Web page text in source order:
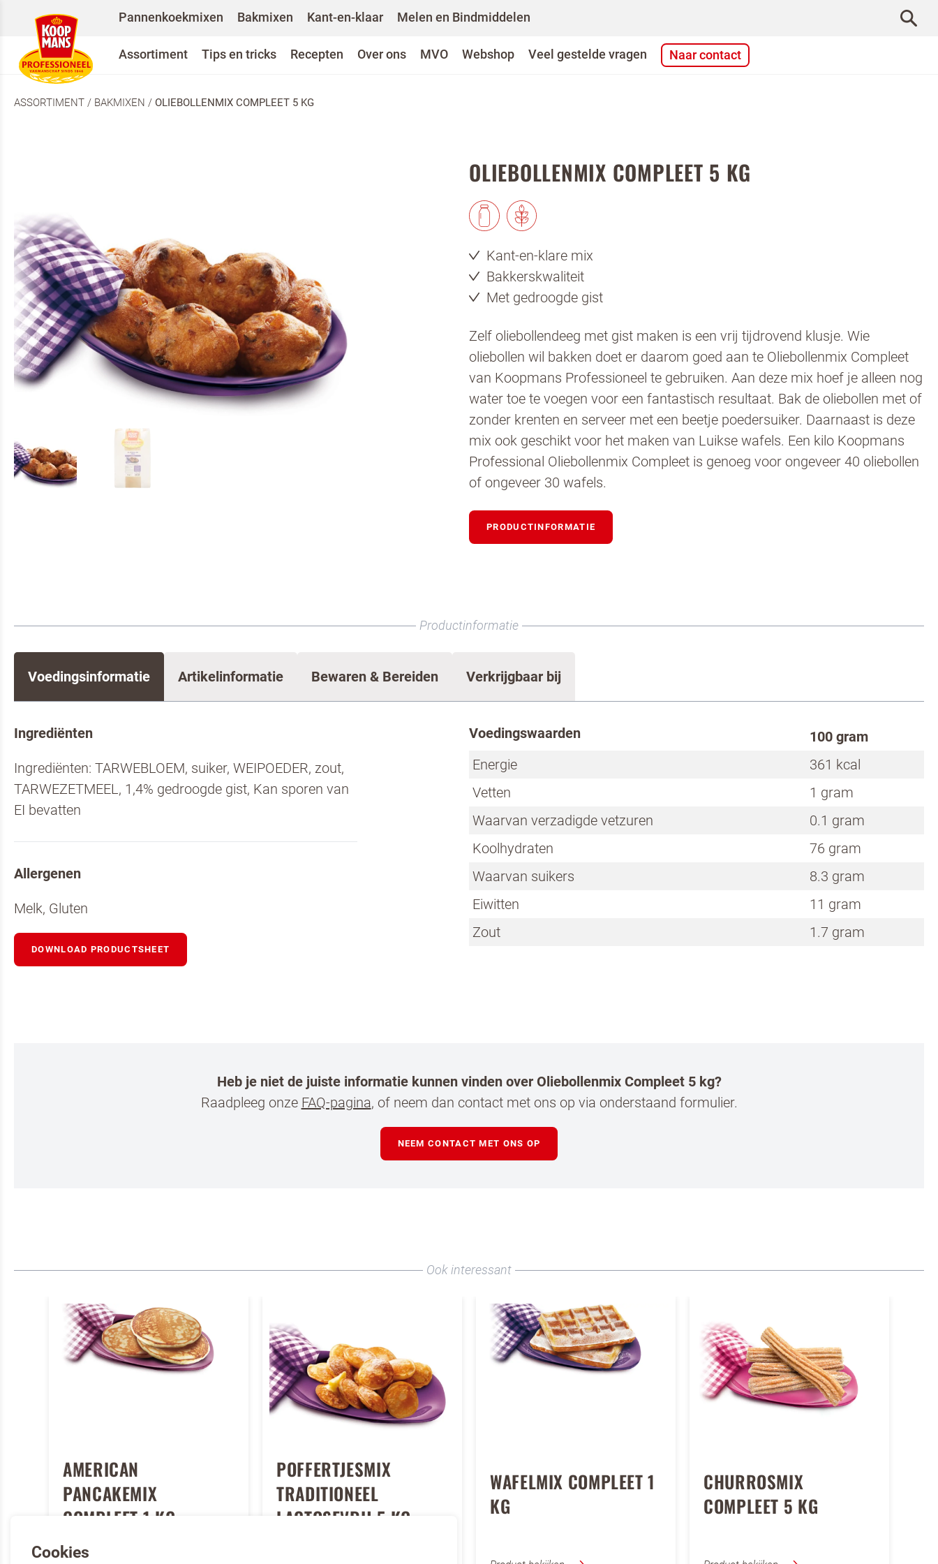
Pannenkoekmixen Bakmixen Kant-en-klaar Melen en Bindmiddelen
Assortiment Tips en tricks Recepten Over ons MVO Webshop Veel gestelde vragen Naar contact
ASSORTIMENT / BAKMIXEN / OLIEBOLLENMIX COMPLEET 5 KG
OLIEBOLLENMIX COMPLEET 5 KG
Kant-en-klare mix
Bakkerskwaliteit
Met gedroogde gist
Zelf oliebollendeeg met gist maken is een vrij tijdrovend klusje. Wie
oliebollen wil bakken doet er daarom goed aan te Oliebollenmix Compleet
van Koopmans Professioneel te gebruiken. Aan deze mix hoef je alleen nog
water toe te voegen voor een fantastisch resultaat. Bak de oliebollen met of
zonder krenten en serveer met een beetje poedersuiker. Daarnaast is deze
mix ook geschikt voor het maken van Luikse wafels. Een kilo Koopmans
Professional Oliebollenmix Compleet is genoeg voor ongeveer 40 oliebollen
of ongeveer 30 wafels.
PRODUCTINFORMATIE
Productinformatie
Voedingsinformatie Artikelinformatie Bewaren & Bereiden Verkrijgbaar bij
Ingrediënten
Ingrediënten: TARWEBLOEM, suiker, WEIPOEDER, zout,
TARWEZETMEEL, 1,4% gedroogde gist, Kan sporen van
EI bevatten
Allergenen
Melk, Gluten
DOWNLOAD PRODUCTSHEET
Voedingswaarden
100 gram
Energie
361 kcal
Vetten
1 gram
Waarvan verzadigde vetzuren
0.1 gram
Koolhydraten
76 gram
Waarvan suikers
8.3 gram
Eiwitten
11 gram
Zout
1.7 gram
Heb je niet de juiste informatie kunnen vinden over Oliebollenmix Compleet 5 kg?
Raadpleeg onze FAQ-pagina, of neem dan contact met ons op via onderstaand formulier.
NEEM CONTACT MET ONS OP
Ook interessant
AMERICAN
PANCAKEMIX
COMPLEET 1 KG
POFFERTJESMIX
TRADITIONEEL
LACTOSEVRIJ 5 KG
WAFELMIX COMPLEET 1
KG
CHURROSMIX
COMPLEET 5 KG
Ik ben een horeca professional
Ja, houd mij op de hoogte van nieuws en acties van Koopmans
Professioneel en Dr. Oetker Professional
Cookies